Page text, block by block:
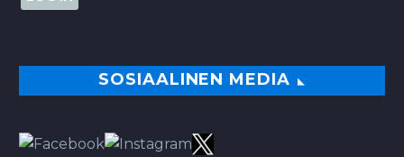
SOSIAALINEN MEDIA